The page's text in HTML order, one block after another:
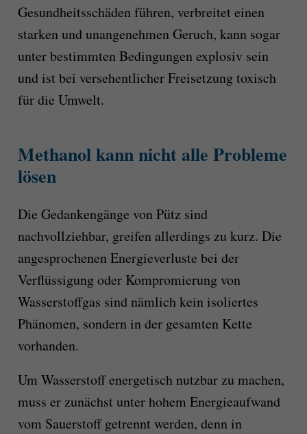
Gesundheitsschäden führen, verbreitet einen
starken und unangenehmen Geruch, kann sogar
unter bestimmten Bedingungen explosiv sein
und ist bei versehentlicher Freisetzung toxisch
für die Umwelt.
Methanol kann nicht alle Probleme
lösen
Die Gedankengänge von Pütz sind
nachvollziehbar, greifen allerdings zu kurz. Die
angesprochenen Energieverluste bei der
Verflüssigung oder Kompromierung von
Wasserstoffgas sind nämlich kein isoliertes
Phänomen, sondern in der gesamten Kette
vorhanden.
Um Wasserstoff energetisch nutzbar zu machen,
muss er zunächst unter hohem Energieaufwand
vom Sauerstoff getrennt werden, denn in